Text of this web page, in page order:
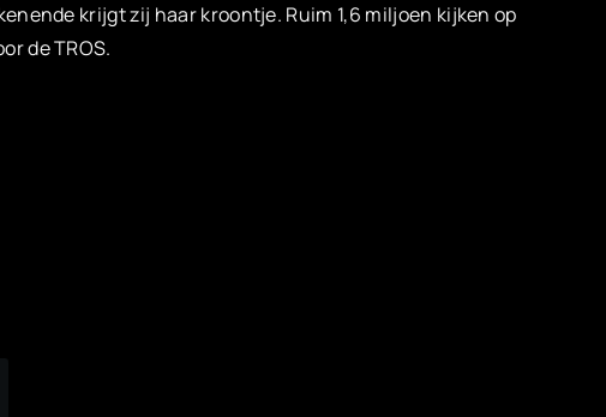
krijgt zij haar kroontje. Ruim 1,6 miljoen kijken op
de TROS.